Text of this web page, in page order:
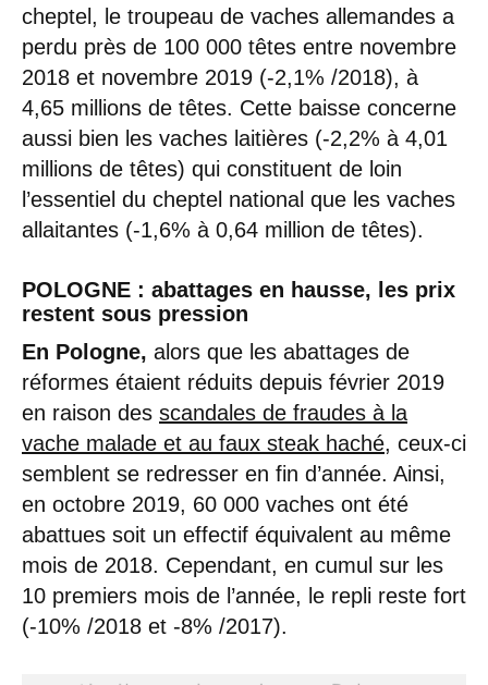
cheptel, le troupeau de vaches allemandes a
perdu près de 100 000 têtes entre novembre
2018 et novembre 2019 (-2,1% /2018), à
4,65 millions de têtes. Cette baisse concerne
aussi bien les vaches laitières (-2,2% à 4,01
millions de têtes) qui constituent de loin
l’essentiel du cheptel national que les vaches
allaitantes (-1,6% à 0,64 million de têtes).
POLOGNE : abattages en hausse, les prix
restent sous pression
En Pologne, alors que les abattages de
réformes étaient réduits depuis février 2019
en raison des scandales de fraudes à la
vache malade et au faux steak haché, ceux-ci
semblent se redresser en fin d’année. Ainsi,
en octobre 2019, 60 000 vaches ont été
abattues soit un effectif équivalent au même
mois de 2018. Cependant, en cumul sur les
10 premiers mois de l’année, le repli reste fort
(-10% /2018 et -8% /2017).